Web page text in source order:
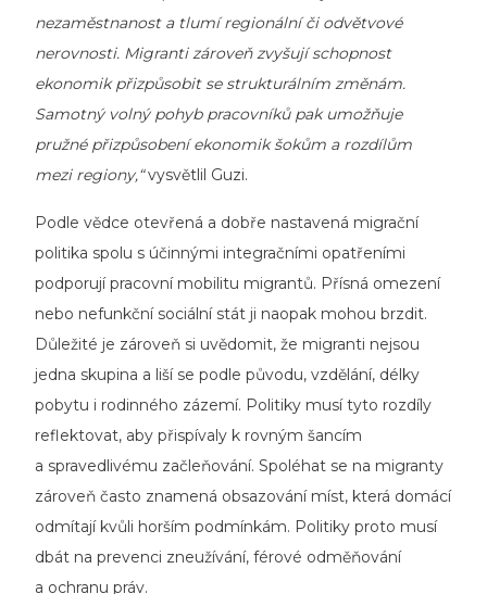
nezaměstnanost a tlumí regionální či odvětvové
nerovnosti. Migranti zároveň zvyšují schopnost
ekonomik přizpůsobit se strukturálním změnám.
Samotný volný pohyb pracovníků pak umožňuje
pružné přizpůsobení ekonomik šokům a rozdílům
mezi regiony,“vysvětlil Guzi.
Podle vědce otevřená a dobře nastavená migrační
politika spolu s účinnými integračními opatřeními
podporují pracovní mobilitu migrantů. Přísná omezení
nebo nefunkční sociální stát ji naopak mohou brzdit.
Důležité je zároveň si uvědomit, že migranti nejsou
jedna skupina a liší se podle původu, vzdělání, délky
pobytu i rodinného zázemí. Politiky musí tyto rozdíly
reflektovat, aby přispívaly k rovným šancím
a spravedlivému začleňování. Spoléhat se na migranty
zároveň často znamená obsazování míst, která domácí
odmítají kvůli horším podmínkám. Politiky proto musí
dbát na prevenci zneužívání, férové odměňování
a ochranu práv.